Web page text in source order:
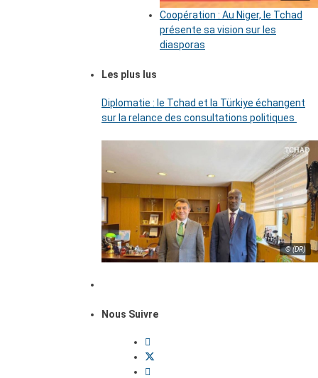
Coopération : Au Niger, le Tchad
présente sa vision sur les
diasporas
Les plus lus
Diplomatie : le Tchad et la Türkiye échangent
sur la relance des consultations politiques
© (DR)
Nous Suivre